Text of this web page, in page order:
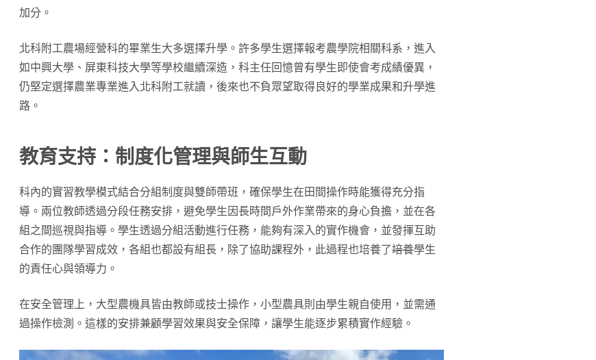
加分。
北科附工農場經營科的畢業生大多選擇升學。許多學生選擇報考農學院相關科系，進入
如中興大學、屏東科技大學等學校繼續深造，科主任回憶曾有學生即使會考成績優異，
仍堅定選擇農業專業進入北科附工就讀，後來也不負眾望取得良好的學業成果和升學進
路。
教育支持：制度化管理與師生互動
科內的實習教學模式結合分組制度與雙師帶班，確保學生在田間操作時能獲得充分指
導。兩位教師透過分段任務安排，避免學生因長時間戶外作業帶來的身心負擔，並在各
組之間巡視與指導。學生透過分組活動進行任務，能夠有深入的實作機會，並發揮互助
合作的團隊學習成效，各組也都設有組長，除了協助課程外，此過程也培養了培養學生
的責任心與領導力。
在安全管理上，大型農機具皆由教師或技士操作，小型農具則由學生親自使用，並需通
過操作檢測。這樣的安排兼顧學習效果與安全保障，讓學生能逐步累積實作經驗。